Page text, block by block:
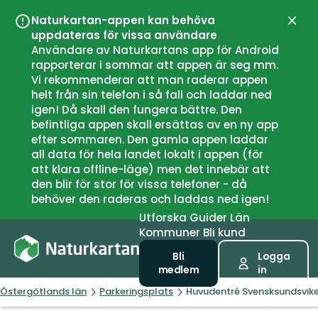
Naturkartan-appen kan behöva
uppdateras för vissa användare
Användare av Naturkartans app för Android
rapporterar i sommar att appen är seg mm.
Vi rekommenderar att man raderar appen
helt från sin telefon i så fall och laddar ned
igen! Då skall den fungera bättre. Den
befintliga appen skall ersättas av en ny app
efter sommaren. Den gamla appen laddar
all data för hela landet lokalt i appen (för
att klara offline-läge) men det innebär att
den blir för stor för vissa telefoner - då
behöver den raderas och laddas ned igen!
UtforskaGuiderLän
Kommuner Bli kund
Bli
medlem
Logga
in
Östergötlands län Parkeringsplats Huvudentré